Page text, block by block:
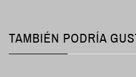
TAMBIÉN PODRÍA